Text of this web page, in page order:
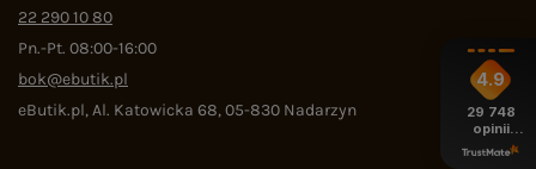
22 290 10 80
Pn.-Pt. 08:00-16:00
bok@ebutik.pl
eButik.pl,Al. Katowicka 68,05-830 Nadarzyn
4.9
29 748
opinii
z całego